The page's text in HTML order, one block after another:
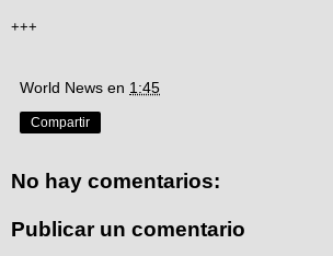
+++
World News en 1:45
Compartir
No hay comentarios:
Publicar un comentario